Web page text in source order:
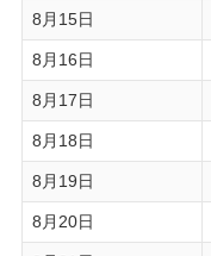
8月15日
8月16日
8月17日
8月18日
8月19日
8月20日